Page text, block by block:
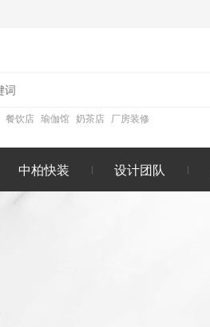
餐饮店 瑜伽馆 奶茶店 厂房装修
中柏快装 设计团队